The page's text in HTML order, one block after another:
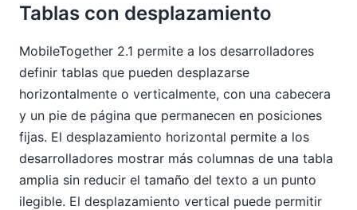
Tablas con desplazamiento
MobileTogether 2.1 permite a los desarrolladores
definir tablas que pueden desplazarse
horizontalmente o verticalmente, con una cabecera
y un pie de página que permanecen en posiciones
fijas. El desplazamiento horizontal permite a los
desarrolladores mostrar más columnas de una tabla
amplia sin reducir el tamaño del texto a un punto
ilegible. El desplazamiento vertical puede permitir